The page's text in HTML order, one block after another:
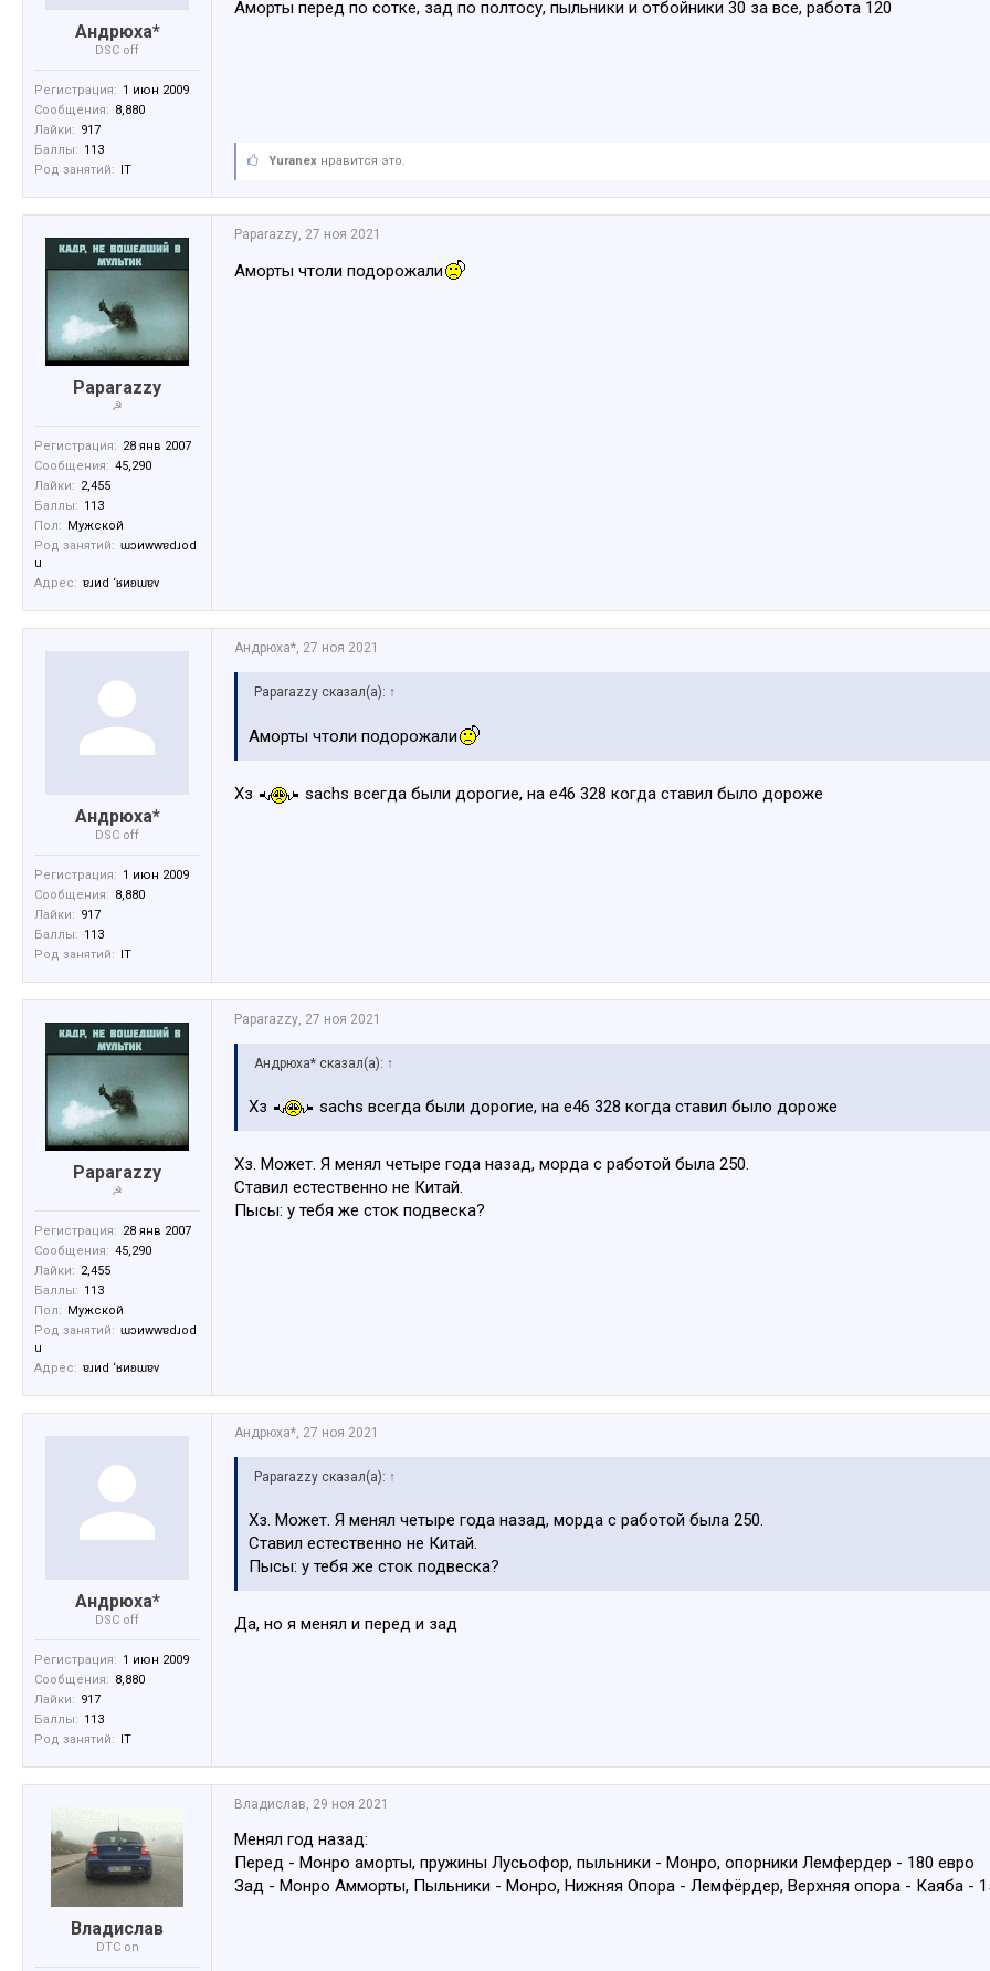
Андрюха*
DSC off
Регистрация: 1 июн 2009
Сообщения: 8,880
Лайки: 917
Баллы: 113
Род занятий: IT
Аморты перед по сотке, зад по полтосу, пыльники и отбойники 30 за все, работа 120
Yuranex нравится это.
Paparazzy
☭
Регистрация: 28 янв 2007
Сообщения: 45,290
Лайки: 2,455
Баллы: 113
Пол:
Мужской
Род занятий: ɯɔиwwɐdɹоd
u
Адрес: ɐɹиd ‘ʁиʚɯɐv
Paparazzy, 27 ноя 2021
Аморты чтоли подорожали
Андрюха*
DSC off
Регистрация: 1 июн 2009
Сообщения: 8,880
Лайки: 917
Баллы: 113
Род занятий:
IT
Андрюха*, 27 ноя 2021
Paparazzy сказал(а): ↑
Аморты чтоли подорожали
Хз sachs всегда были дорогие, на е46 328 когда ставил было дороже
Paparazzy
☭
Регистрация: 28 янв 2007
Сообщения: 45,290
Лайки: 2,455
Баллы: 113
Пол:
Мужской
Род занятий: ɯɔиwwɐdɹоd
u
Адрес: ɐɹиd ‘ʁиʚɯɐv
Paparazzy, 27 ноя 2021
Андрюха* сказал(а): ↑
Хз sachs всегда были дорогие, на е46 328 когда ставил было дороже
Хз. Может. Я менял четыре года назад, морда с работой была 250.
Ставил естественно не Китай.
Пысы: у тебя же сток подвеска?
Андрюха*
DSC off
Регистрация: 1 июн 2009
Сообщения: 8,880
Лайки: 917
Баллы: 113
Род занятий:
IT
Андрюха*, 27 ноя 2021
Paparazzy сказал(а): ↑
Хз. Может. Я менял четыре года назад, морда с работой была 250.
Ставил естественно не Китай.
Пысы: у тебя же сток подвеска?
Да, но я менял и перед и зад
Владислав
DTC on
Владислав, 29 ноя 2021
Менял год назад:
Перед - Монро аморты, пружины Лусьофор, пыльники - Монро, опорники Лемфердер - 180 евро
Зад - Монро Амморты, Пыльники - Монро, Нижняя Опора - Лемфёрдер, Верхняя опора - Каяба -